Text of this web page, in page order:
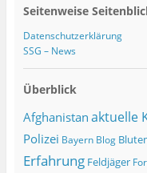
Seitenweise
Datenschutzerklärung
SSG – News
Überblick
Afghanistanaktuelle
Polizei Bayern Blog
Erfahrung Feldjäger